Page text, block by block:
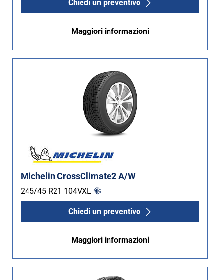
Chiedi un preventivo
Maggiori informazioni
Michelin CrossClimate2 A/W
245/45 R21 104VXL
Chiedi un preventivo
Maggiori informazioni